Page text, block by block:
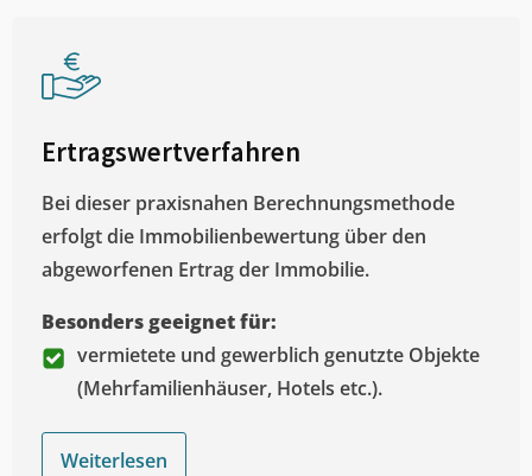
Ertragswertverfahren
Bei dieser praxisnahen Berechnungsmethode
erfolgt die Immobilienbewertung über den
abgeworfenen Ertrag der Immobilie.
Besonders geeignet für:
vermietete und gewerblich genutzte Objekte
(Mehrfamilienhäuser, Hotels etc.).
Weiterlesen